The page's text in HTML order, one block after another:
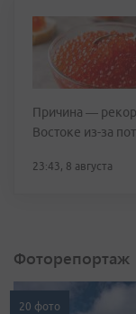
Причина —
Востоке из-за
23:43, 8 августа
Фоторепортаж
20 фото